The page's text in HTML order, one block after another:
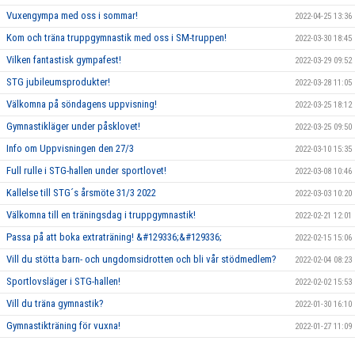
Vuxengympa med oss i sommar! 2022-04-25 13:36
Kom och träna truppgymnastik med oss i SM-truppen! 2022-03-30 18:45
Vilken fantastisk gympafest! 2022-03-29 09:52
STG jubileumsprodukter! 2022-03-28 11:05
Välkomna på söndagens uppvisning! 2022-03-25 18:12
Gymnastikläger under påsklovet! 2022-03-25 09:50
Info om Uppvisningen den 27/3 2022-03-10 15:35
Full rulle i STG-hallen under sportlovet! 2022-03-08 10:46
Kallelse till STG´s årsmöte 31/3 2022 2022-03-03 10:20
Välkomna till en träningsdag i truppgymnastik! 2022-02-21 12:01
Passa på att boka extraträning! &#129336;&#129336; 2022-02-15 15:06
Vill du stötta barn- och ungdomsidrotten och bli vår stödmedlem? 2022-02-04 08:23
Sportlovsläger i STG-hallen! 2022-02-02 15:53
Vill du träna gymnastik? 2022-01-30 16:10
Gymnastikträning för vuxna! 2022-01-27 11:09